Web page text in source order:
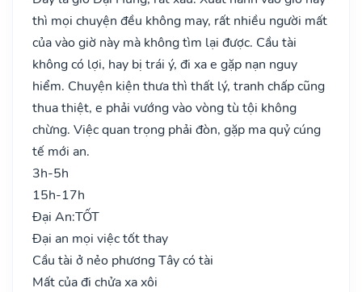
thì mọi chuyện đều không may, rất nhiều người mất
của vào giờ này mà không tìm lại được. Cầu tài
không có lợi, hay bị trái ý, đi xa e gặp nạn nguy
hiểm. Chuyện kiện thưa thì thất lý, tranh chấp cũng
thua thiệt, e phải vướng vào vòng tù tội không
chừng. Việc quan trọng phải đòn, gặp ma quỷ cúng
tế mới an.
3h-5h
15h-17h
Đại An:TỐT
Đại an mọi việc tốt thay
Cầu tài ở nẻo phương Tây có tài
Mất của đi chửa xa xôi